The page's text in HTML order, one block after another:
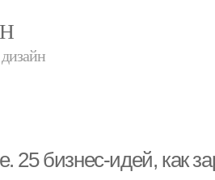
25 бизнес-идей, как